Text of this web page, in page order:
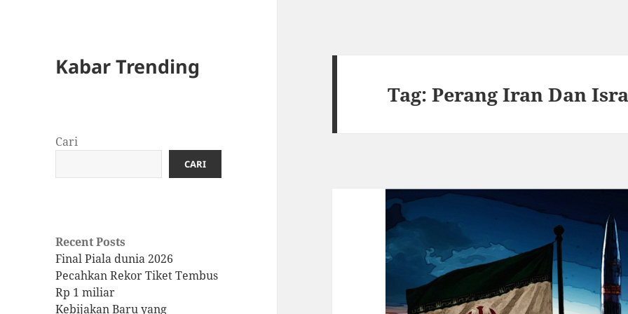
Kabar Trending
Cari
CARI
Recent Posts
Final Piala dunia 2026
Pecahkan Rekor Tiket Tembus
Rp 1 miliar
Kebijakan Baru yang
Tag:Perang Iran Dan